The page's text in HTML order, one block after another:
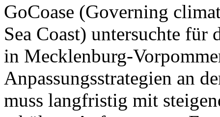
GoCoase (Governing
Sea Coast) untersuchte für
in Mecklenburg-
Anpassungsstrategien an
muss langfristig mit